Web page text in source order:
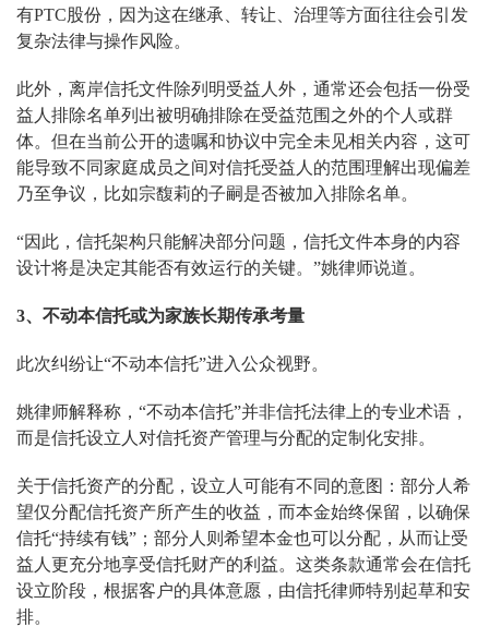
有PTC股份，因为这在继承、转让、治理等方面往往会引发
复杂法律与操作风险。
此外，离岸信托文件除列明受益人外，通常还会包括一份受
益人排除名单列出被明确排除在受益范围之外的个人或群
体。但在当前公开的遗嘱和协议中完全未见相关内容，这可
能导致不同家庭成员之间对信托受益人的范围理解出现偏差
乃至争议，比如宗馥莉的子嗣是否被加入排除名单。
“因此，信托架构只能解决部分问题，信托文件本身的内容
设计将是决定其能否有效运行的关键。”姚律师说道。
3、 不动本信托或为家族长期传承考量
此次纠纷让“不动本信托”进入公众视野。
姚律师解释称，“不动本信托”并非信托法律上的专业术语，
而是信托设立人对信托资产管理与分配的定制化安排。
关于信托资产的分配，设立人可能有不同的意图：部分人希
望仅分配信托资产所产生的收益，而本金始终保留，以确保
信托“持续有钱”；部分人则希望本金也可以分配，从而让受
益人更充分地享受信托财产的利益。这类条款通常会在信托
设立阶段，根据客户的具体意愿，由信托律师特别起草和安
排。